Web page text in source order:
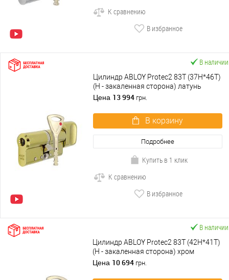
К сравнению
В избранное
В наличии
Цилиндр ABLOY Protec2 83T (37H*46T)
(H - закаленная сторона) латунь
полированная
Цена 13 994 грн.
В корзину
Подробнее
Купить в 1 клик
К сравнению
В избранное
В наличии
Цилиндр ABLOY Protec2 83T (42H*41T)
(H - закаленная сторона) хром
полированный
Цена 10 694 грн.